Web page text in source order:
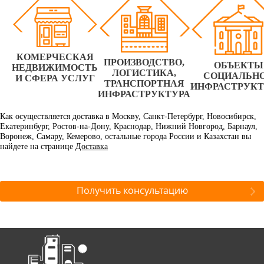
КОМЕРЧЕСКАЯ
НЕДВИЖИМОСТЬ
И СФЕРА УСЛУГ
ПРОИЗВОДСТВО,
ЛОГИСТИКА,
ТРАНСПОРТНАЯ
ИНФРАСТРУКТУРА
ОБЪЕКТЫ
Как осуществляется доставка в Москву, Санкт-Петербург, Новосибирск,
Екатеринбург, Ростов-на-Дону, Краснодар, Нижний Новгород, Барнаул,
Воронеж, Самару, Кемерово, остальные города России и Казахстан вы
найдете на странице Доставка
Получить консультацию